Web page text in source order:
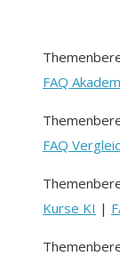
FAQ
FAQ
Kurse KI |